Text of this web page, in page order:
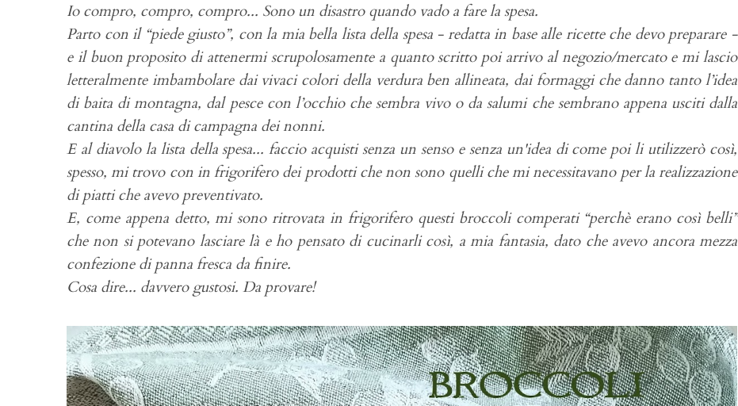
Io compro, compro, compro... Sono un disastro quando vado a fare la spesa.
Parto con il “piede giusto”, con la mia bella lista della spesa - redatta in base alle ricette che devo preparare -
e il buon proposito di attenermi scrupolosamente a quanto scritto poi arrivo al negozio/mercato e mi lascio
letteralmente imbambolare dai vivaci colori della verdura ben allineata, dai formaggi che danno tanto l’idea
di baita di montagna, dal pesce con l’occhio che sembra vivo o da salumi che sembrano appena usciti dalla
cantina della casa di campagna dei nonni.
E al diavolo la lista della spesa... faccio acquisti senza un senso e senza un'idea di come poi li utilizzerò così,
spesso, mi trovo con in frigorifero dei prodotti che non sono quelli che mi necessitavano per la realizzazione
di piatti che avevo preventivato.
E, come appena detto, mi sono ritrovata in frigorifero questi broccoli comperati “perchè erano così belli”
che non si potevano lasciare là e ho pensato di cucinarli così, a mia fantasia, dato che avevo ancora mezza
confezione di panna fresca da finire.
Cosa dire... davvero gustosi. Da provare!